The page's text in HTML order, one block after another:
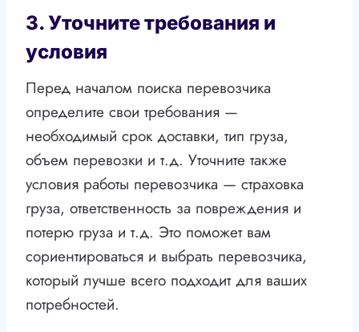
3. Уточните требования и
условия
Перед началом поиска перевозчика
определите свои требования —
необходимый срок доставки, тип груза,
объем перевозки и т.д. Уточните также
условия работы перевозчика — страховка
груза, ответственность за повреждения и
потерю груза и т.д. Это поможет вам
сориентироваться и выбрать перевозчика,
который лучше всего подходит для ваших
потребностей.